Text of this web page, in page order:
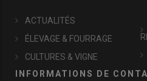
ACTUALITÉS
ÉLEVAGE & FOURRAGE
CULTURES & VIGNE
INFORMATIONS DE